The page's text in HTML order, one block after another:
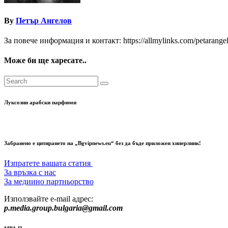
By Петър Ангелов
За повече информация и контакт: https://allmylinks.com/
Може би ще харесате..
Луксозни арабски парфюми
Забранено е цитирането на „Bgvipnews.eu“ без да бъде приложен хиперлинк!
Изпратете вашата статия
За връзка с нас
За медиино партньорство
Използвайте e-mail адрес:
p.media.group.bulgaria@gmail.com